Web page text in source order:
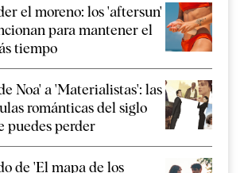
el moreno: los 'aftersun'
para mantener el
tiempo
Noa' a 'Materialistas': las
románticas del siglo
puedes perder
de 'El mapa de los